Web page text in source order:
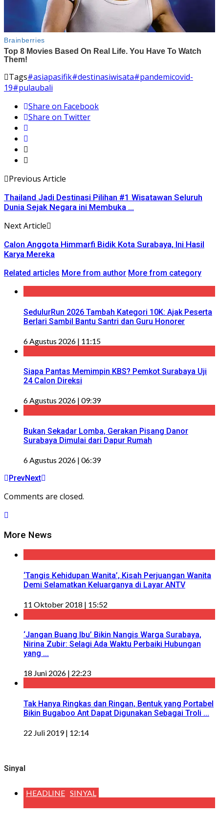
Tags#asiapasifik#destinasiwisata#pandemicovid-
19#pulaubali
Share on Facebook
Share on Twitter
Previous Article
Thailand Jadi Destinasi Pilihan #1 Wisatawan Seluruh
Dunia Sejak Negara ini Membuka ...
Next Article
Calon Anggota Himmarfi Bidik Kota Surabaya, Ini Hasil
Karya Mereka
Related articles More from author More from category
SedulurRun 2026 Tambah Kategori 10K: Ajak Peserta
Berlari Sambil Bantu Santri dan Guru Honorer
6 Agustus 2026 | 11:15
Siapa Pantas Memimpin KBS? Pemkot Surabaya Uji
24 Calon Direksi
6 Agustus 2026 | 09:39
Bukan Sekadar Lomba, Gerakan Pisang Danor
Surabaya Dimulai dari Dapur Rumah
6 Agustus 2026 | 06:39
PrevNext
Comments are closed.
More News
‘Tangis Kehidupan Wanita’, Kisah Perjuangan Wanita
Demi Selamatkan Keluarganya di Layar ANTV
11 Oktober 2018 | 15:52
‘Jangan Buang Ibu’ Bikin Nangis Warga Surabaya,
Nirina Zubir: Selagi Ada Waktu Perbaiki Hubungan
yang ...
18 Juni 2026 | 22:23
Tak Hanya Ringkas dan Ringan, Bentuk yang Portabel
Bikin Bugaboo Ant Dapat Digunakan Sebagai Troli ...
22 Juli 2019 | 12:14
Sinyal
HEADLINE SINYAL